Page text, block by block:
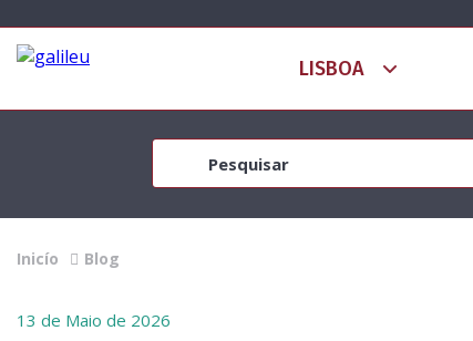
Inicío Blog
13 de Maio de 2026